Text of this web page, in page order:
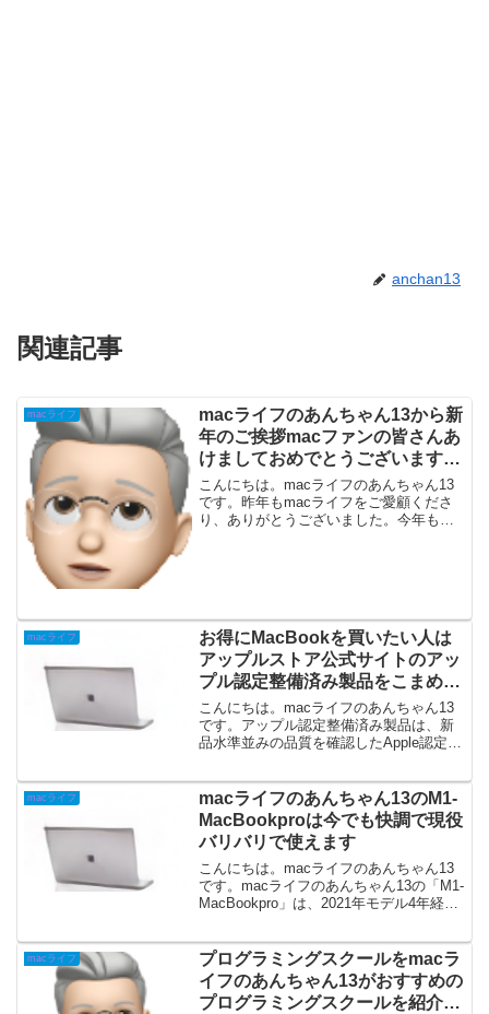
anchan13
関連記事
macライフ
macライフのあんちゃん13から新
年のご挨拶macファンの皆さんあ
けましておめでとうございます
2026年今年もよろしくお願いし
ます
こんにちは。macライフのあんちゃん13
です。昨年もmacライフをご愛顧くださ
り、ありがとうございました。今年も有
macライフ
お得にMacBookを買いたい人は
アップルストア公式サイトのアッ
プル認定整備済み製品をこまめに
チェックしよう
こんにちは。macライフのあんちゃん13
です。アップル認定整備済み製品は、新
品水準並みの品質を確認したApple認定製
た整備を実施しています。Appleの1年間
の特別保証書 この操作により新しいウイ
ン...
macライフ
macライフのあんちゃん13のM1-
MacBookproは今でも快調で現役
バリバリで使えます
こんにちは。macライフのあんちゃん13
です。macライフのあんちゃん13の「M1-
MacBookpro」は、2021年モデル4年経ち
しても現役バリバリ快適に使えていま
す。買い換えも早くて2〜3...
macライフ
プログラミングスクールをmacラ
イフのあんちゃん13がおすすめの
プログラミングスクールを紹介し